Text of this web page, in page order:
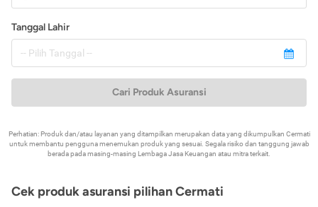
Tanggal Lahir
Cari Produk Asuransi
Perhatian: Produk dan/atau layanan yang ditampilkan merupakan data yang dikumpulkan Cermati
untuk membantu pengguna menemukan produk yang sesuai. Segala risiko dan tanggung jawab
berada pada masing-masing Lembaga Jasa Keuangan atau mitra terkait.
Cek produk asuransi pilihan Cermati